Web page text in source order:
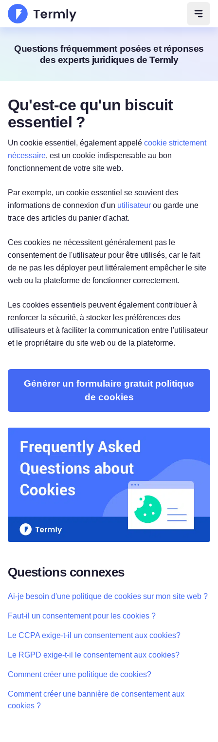
Questions fréquemment posées et réponses
des experts juridiques de Termly
Qu'est-ce qu'un biscuit
essentiel ?
Un cookie essentiel, également appelé cookie strictement
nécessaire, est un cookie indispensable au bon
fonctionnement de votre site web.
Par exemple, un cookie essentiel se souvient des
informations de connexion d'un utilisateur ou garde une
trace des articles du panier d'achat.
Ces cookies ne nécessitent généralement pas le
consentement de l'utilisateur pour être utilisés, car le fait
de ne pas les déployer peut littéralement empêcher le site
web ou la plateforme de fonctionner correctement.
Les cookies essentiels peuvent également contribuer à
renforcer la sécurité, à stocker les préférences des
utilisateurs et à faciliter la communication entre l'utilisateur
et le propriétaire du site web ou de la plateforme.
Générer un formulaire gratuit politique
de cookies
Questions connexes
Ai-je besoin d'une politique de cookies sur mon site web ?
Faut-il un consentement pour les cookies ?
Le CCPA exige-t-il un consentement aux cookies?
Le RGPD exige-t-il le consentement aux cookies?
Comment créer une politique de cookies?
Comment créer une bannière de consentement aux
cookies ?